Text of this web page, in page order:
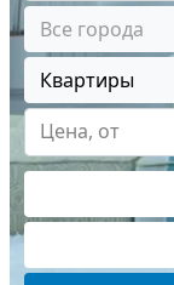
Все города
Квартиры
Цена, от